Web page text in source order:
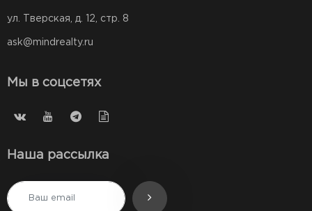
ул. Тверская, д. 12, стр. 8
ask@mindrealty.ru
Мы в соцсетях
Наша рассылка